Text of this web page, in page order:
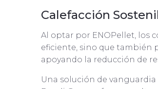
Calefacción
Al optar por ENOPellet, los
eficiente, sino que también
apoyando la reducción de
Una solución de